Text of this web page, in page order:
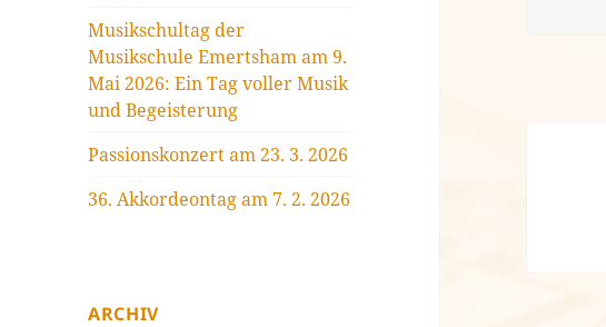
Musikschultag der
Musikschule Emertsham am 9.
Mai 2026: Ein Tag voller Musik
und Begeisterung
Passionskonzert am 23. 3. 2026
36. Akkordeontag am 7. 2. 2026
ARCHIV